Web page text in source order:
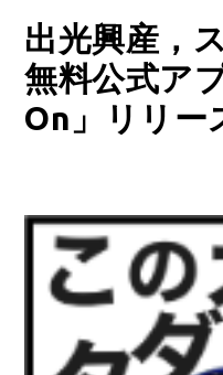
出光興産，
無料公式ア
On」リリー